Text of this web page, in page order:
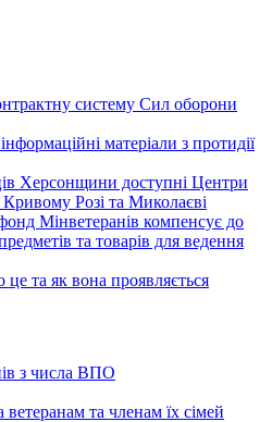
систему Сил оборони
матеріали з протидії
Херсонщини доступні Центри
Розі та Миколаєві
Мінветеранів компенсує до
та товарів для ведення
та як вона проявляється
з числа ВПО
та членам їх сімей